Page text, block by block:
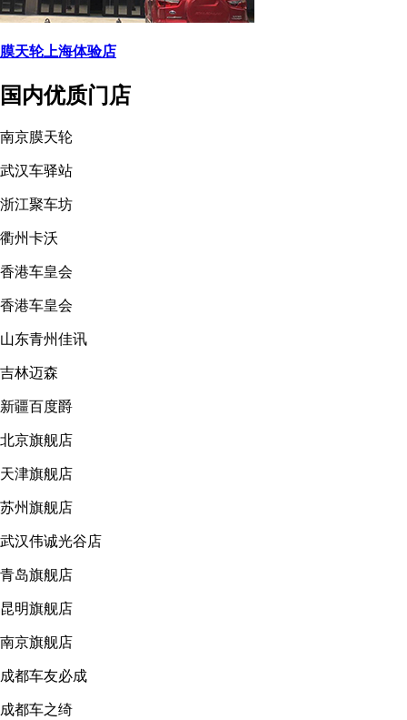
膜天轮上海体验店
国内优质门店
南京膜天轮
武汉车驿站
浙江聚车坊
衢州卡沃
香港车皇会
香港车皇会
山东青州佳讯
吉林迈森
新疆百度爵
北京旗舰店
天津旗舰店
苏州旗舰店
武汉伟诚光谷店
青岛旗舰店
昆明旗舰店
南京旗舰店
成都车友必成
成都车之绮